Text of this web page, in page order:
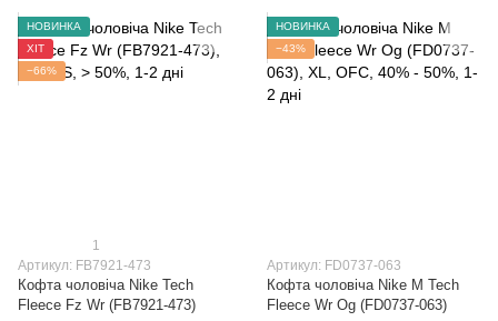
НОВИНКА
ХІТ
−66%
1
Артикул: FB7921-473
Кофта чоловіча Nike Tech
Fleece Fz Wr (FB7921-473)
НОВИНКА
−43%
Артикул: FD0737-063
Кофта чоловіча Nike M Tech
Fleece Wr Og (FD0737-063)